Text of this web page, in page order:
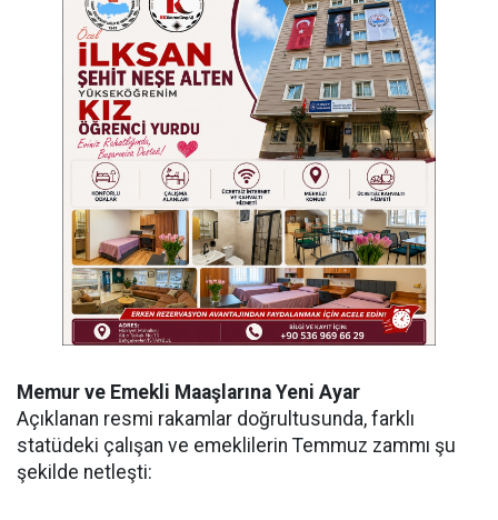
Memur ve Emekli Maaşlarına Yeni Ayar
Açıklanan resmi rakamlar doğrultusunda, farklı
statüdeki çalışan ve emeklilerin Temmuz zammı şu
şekilde netleşti: